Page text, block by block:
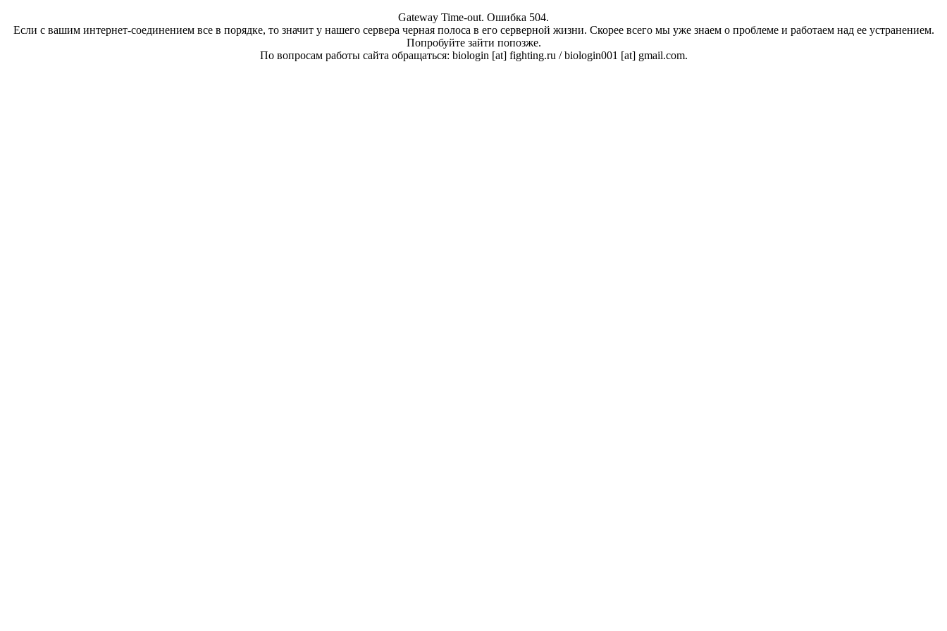
Gateway Time-out. Ошибка 504.
Если с вашим интернет-соединением все в порядке, то значит у нашего сервера черная полоса в его серверной жизни. Скорее всего мы уже знаем о проблеме и работаем над ее устранением.
Попробуйте зайти попозже.
По вопросам работы сайта обращаться: biologin [at] fighting.ru / biologin001 [at] gmail.com.